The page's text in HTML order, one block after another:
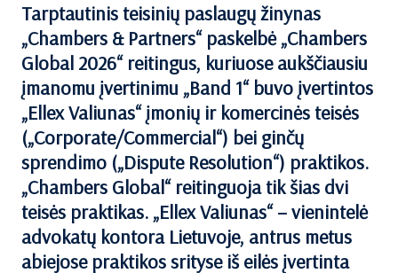
Tarptautinis teisinių paslaugų žinynas
„Chambers & Partners“ paskelbė „Chambers
Global 2026“ reitingus, kuriuose aukščiausiu
įmanomu įvertinimu „Band 1“ buvo įvertintos
„Ellex Valiunas“įmonių ir komercinės teisės
(„Corporate/Commercial“) bei ginčų
sprendimo („Dispute Resolution“) praktikos.
„Chambers Global“ reitinguoja tik šias dvi
teisės praktikas. „Ellex Valiunas“ – vienintelė
advokatų kontora Lietuvoje, antrus metus
abiejose praktikos srityse iš eilės įvertinta